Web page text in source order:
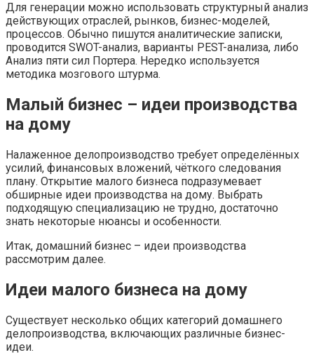
Для генерации можно использовать структурный анализ
действующих отраслей, рынков, бизнес-моделей,
процессов. Обычно пишутся аналитические записки,
проводится SWOT-анализ, варианты PEST-анализа, либо
Анализ пяти сил Портера. Нередко используется
методика мозгового штурма.
Малый бизнес – идеи производства
на дому
Налаженное делопроизводство требует определённых
усилий, финансовых вложений, чёткого следования
плану. Открытие малого бизнеса подразумевает
обширные идеи производства на дому. Выбрать
подходящую специализацию не трудно, достаточно
знать некоторые нюансы и особенности.
Итак, домашний бизнес – идеи производства
рассмотрим далее.
Идеи малого бизнеса на дому
Существует несколько общих категорий домашнего
делопроизводства, включающих различные бизнес-
идеи.